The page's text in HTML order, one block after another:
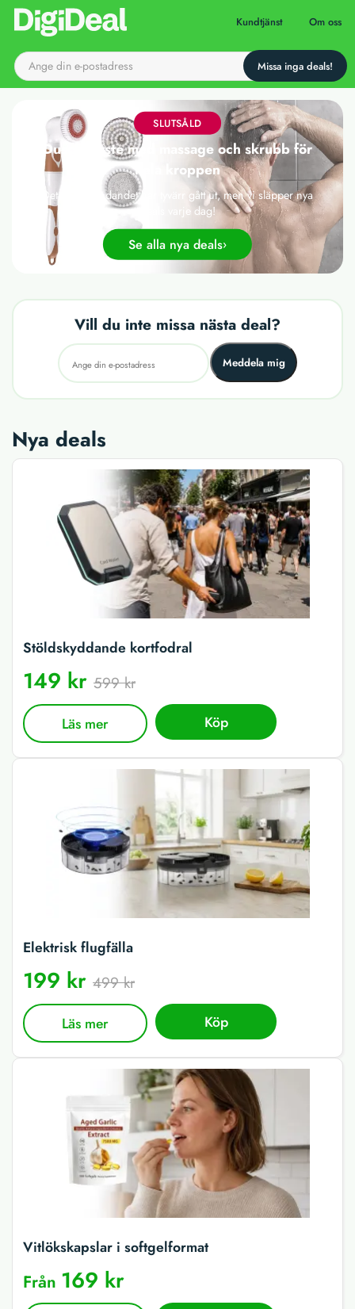
Till startsidan Kundtjänst Om oss
SLUTSÅLD
Duschborste med massage och skrubb för
hela kroppen
Det här erbjudandet har tyvärr gått ut, men vi släpper nya
deals varje dag!
Se alla nya deals
Vill du inte missa nästa deal?
Meddela mig
Nya deals
Stöldskyddande kortfodral
149 kr 599 kr
Läs mer Köp
Elektrisk flugfälla
199 kr 499 kr
Läs mer Köp
Vitlökskapslar i softgelformat
Från 169 kr